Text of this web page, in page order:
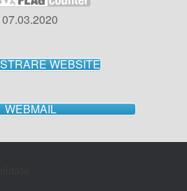
WEBSITE
WEBMAIL